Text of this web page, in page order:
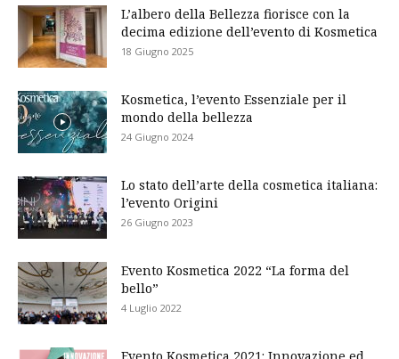
L’albero della Bellezza fiorisce con la
decima edizione dell’evento di Kosmetica
18 Giugno 2025
Kosmetica, l’evento Essenziale per il
mondo della bellezza
24 Giugno 2024
Lo stato dell’arte della cosmetica italiana:
l’evento Origini
26 Giugno 2023
Evento Kosmetica 2022 “La forma del
bello”
4 Luglio 2022